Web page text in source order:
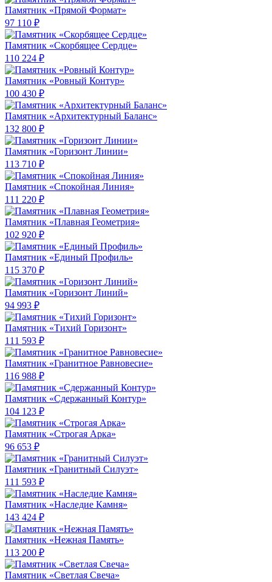
Памятник «Прямой Формат»
97 110 ₽
Памятник «Скорбящее Сердце»
110 224 ₽
Памятник «Ровный Контур»
100 430 ₽
Памятник «Архитектурный Баланс»
132 800 ₽
Памятник «Горизонт Линии»
113 710 ₽
Памятник «Спокойная Линия»
111 220 ₽
Памятник «Плавная Геометрия»
102 920 ₽
Памятник «Единый Профиль»
115 370 ₽
Памятник «Горизонт Линий»
94 993 ₽
Памятник «Тихий Горизонт»
111 593 ₽
Памятник «Гранитное Равновесие»
116 988 ₽
Памятник «Сдержанный Контур»
104 123 ₽
Памятник «Строгая Арка»
96 653 ₽
Памятник «Гранитный Силуэт»
111 593 ₽
Памятник «Наследие Камня»
143 424 ₽
Памятник «Нежная Память»
113 200 ₽
Памятник «Светлая Свеча»